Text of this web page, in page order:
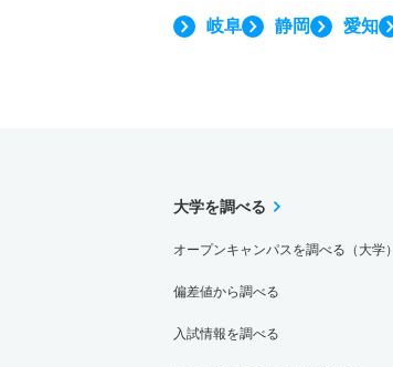
岐阜 静岡 愛知
大学を調べる
オープンキャンパスを調べる（大学）
偏差値から調べる
入試情報を調べる